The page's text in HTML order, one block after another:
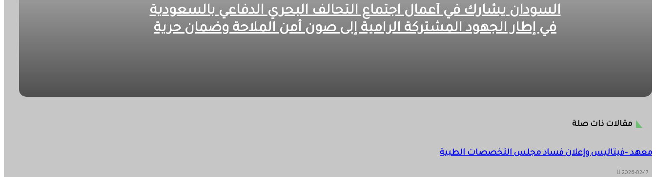
السودان يشارك في أعمال اجتماع التحالف البحري الدفاعي بالسعودية
في إطار الجهود المشتركة الرامية إلى صون أمن الملاحة وضمان حرية
2026-06-19
2026-03-05
مقالات ذات صلة
معهد -فيتاليس وإعلان فساد مجلس التخصصات الطبية
2026-02-17